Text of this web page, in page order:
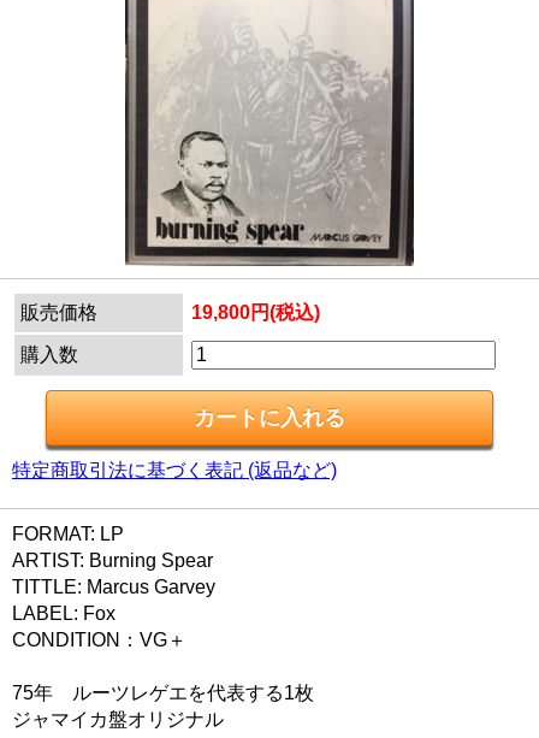
販売価格 19,800円(税込)
購入数
特定商取引法に基づく表記 (返品など)
FORMAT: LP
ARTIST: Burning Spear
TITTLE: Marcus Garvey
LABEL: Fox
CONDITION：VG＋
75年 ルーツレゲエを代表する1枚
ジャマイカ盤オリジナル